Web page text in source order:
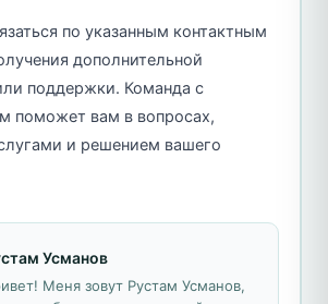
по указанным контактным
дополнительной
поддержки. Команда с
поможет вам в вопросах,
и решением вашего
Усманов
Меня зовут Рустам Усманов,